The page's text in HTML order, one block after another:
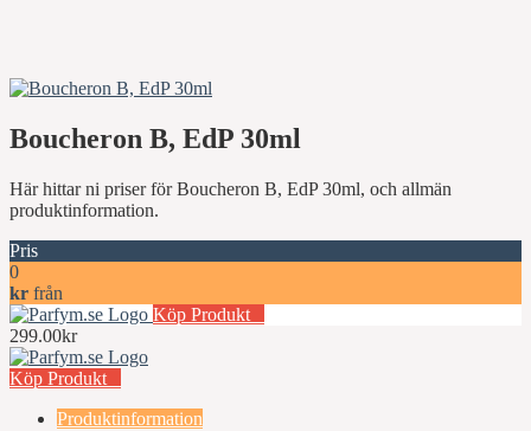
Boucheron B, EdP 30ml
Här hittar ni priser för Boucheron B, EdP 30ml, och allmän
produktinformation.
Pris
0
kr från
Köp Produkt
299.00kr
Köp Produkt
Produktinformation